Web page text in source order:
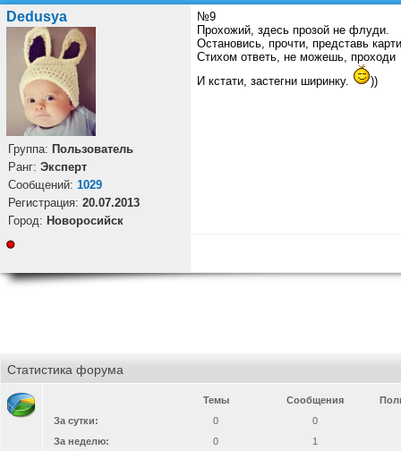
Dedusya
Группа: Пользователь
Ранг: Эксперт
Cообщений: 1029
Регистрация: 20.07.2013
Город: Новоросийск
№9
Прохожий, здесь прозой не флуди.
Остановись, прочти, представь
Стихом ответь, не можешь, проходи
И кстати, застегни ширинку.
))
Статистика форума
Темы Сообщения
За сутки:
0
0
За неделю:
0
1